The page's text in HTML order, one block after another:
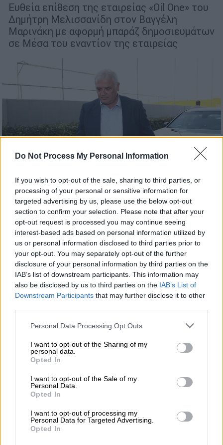
Do Not Process My Personal Information
If you wish to opt-out of the sale, sharing to third parties, or
processing of your personal or sensitive information for
targeted advertising by us, please use the below opt-out
section to confirm your selection. Please note that after your
opt-out request is processed you may continue seeing
interest-based ads based on personal information utilized by
us or personal information disclosed to third parties prior to
your opt-out. You may separately opt-out of the further
disclosure of your personal information by third parties on the
IAB’s list of downstream participants. This information may
also be disclosed by us to third parties on the IAB’s List of
Downstream Participants that may further disclose it to other
Please note that this website/app uses one or more Google
not limited to your visit or usage behaviour. You may click to
grant or deny consent to Google and its third-party tags to
use your data for below specified purposes in below Google
consent section.
Personal Data Processing Opt Outs
I want to opt-out of the Sharing of my
personal data.
Opted In
I want to opt-out of the Sale of my
Personal Data.
Opted In
I want to opt-out of processing my
Personal Data for Targeted Advertising.
Opted In
Ευθεία επίθεση της εταιρείας «Oil One» του
Δημήτρη Μελισσανίδη στον Βαγγέλη
Μαρινάκη με αφορμή μπαράζ δημοσιευμάτων
σε Μέσα του εναντίον της εταιρείας
Πολιτική|01.10.2019 22:30
Μήνυση Μελισσανίδη στον δήμαρχο
Κερατσινίου
Η εταιρία ζητάει το ποσό των 500.000 από
τον δήμαρχο Κερατσινίου-Δραπετσώνας για
συκοφαντική δυσφήμιση, αλλά και την
επιβολή φυλάκισης για έναν χρόνο
ΑΛΛΑ #TAGS
Δραπετσώνα
Δημήτρης Μελισσανίδης
Βαγγέλης Μαρινάκης
παραπολιτικά
ειδήσεις τώρα